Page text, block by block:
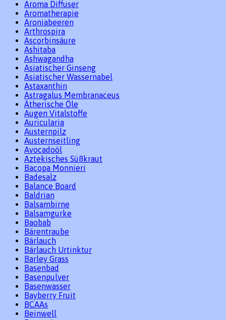
Aroma Diffuser
Aromatherapie
Aroniabeeren
Arthrospira
Ascorbinsäure
Ashitaba
Ashwagandha
Asiatischer Ginseng
Asiatischer Wassernabel
Astaxanthin
Astragalus Membranaceus
Ätherische Öle
Augen Vitalstoffe
Auricularia
Austernpilz
Austernseitling
Avocadoöl
Aztekisches Süßkraut
Bacopa Monnieri
Badesalz
Balance Board
Baldrian
Balsambirne
Balsamgurke
Baobab
Bärentraube
Bärlauch
Bärlauch Urtinktur
Barley Grass
Basenbad
Basenpulver
Basenwasser
Bayberry Fruit
BCAAs
Beinwell